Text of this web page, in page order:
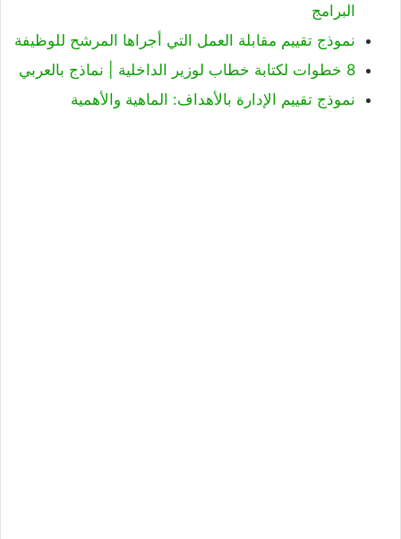
البرامج
نموذج تقييم مقابلة العمل التي أجراها المرشح للوظيفة
8 خطوات لكتابة خطاب لوزير الداخلية | نماذج بالعربي
نموذج تقييم الإدارة بالأهداف: الماهية والأهمية